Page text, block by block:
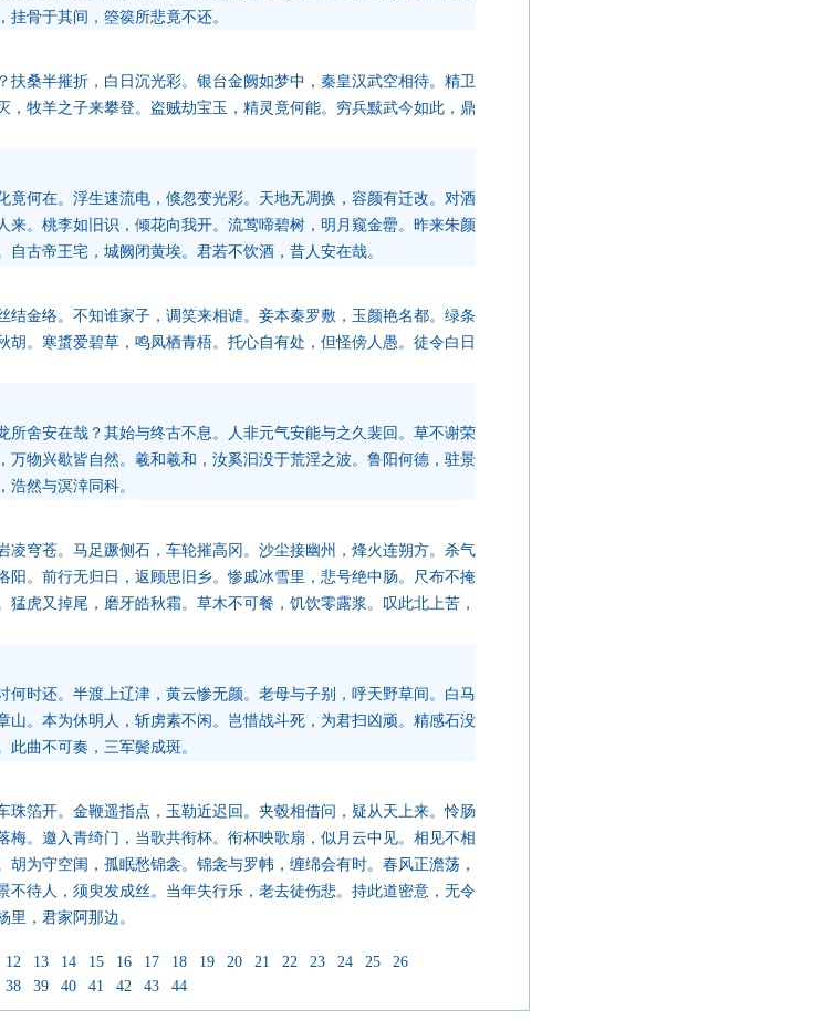
骨于其间，箜篌所悲竟不还。
扶桑半摧折，白日沉光彩。银台金阙如梦中，秦皇汉武空相待。精卫
，牧羊之子来攀登。盗贼劫宝玉，精灵竟何能。穷兵黩武今如此，鼎
竟何在。浮生速流电，倏忽变光彩。天地无凋换，容颜有迁改。对酒
来。桃李如旧识，倾花向我开。流莺啼碧树，明月窥金罍。昨来朱颜
古帝王宅，城阙闭黄埃。君若不饮酒，昔人安在哉。
结金络。不知谁家子，调笑来相谑。妾本秦罗敷，玉颜艳名都。绿条
。寒螀爱碧草，鸣凤栖青梧。托心自有处，但怪傍人愚。徒令白日
所舍安在哉？其始与终古不息。人非元气安能与之久裴回。草不谢荣
万物兴歇皆自然。羲和羲和，汝奚汩没于荒淫之波。鲁阳何德，驻景
然与溟涬同科。
凌穹苍。马足蹶侧石，车轮摧高冈。沙尘接幽州，烽火连朔方。杀气
阳。前行无归日，返顾思旧乡。惨戚冰雪里，悲号绝中肠。尺布不掩
虎又掉尾，磨牙皓秋霜。草木不可餐，饥饮零露浆。叹此北上苦，
何时还。半渡上辽津，黄云惨无颜。老母与子别，呼天野草间。白马
山。本为休明人，斩虏素不闲。岂惜战斗死，为君扫凶顽。精感石没
曲不可奏，三军鬓成斑。
珠箔开。金鞭遥指点，玉勒近迟回。夹毂相借问，疑从天上来。怜肠
梅。邀入青绮门，当歌共衔杯。衔杯映歌扇，似月云中见。相见不相
为守空闺，孤眠愁锦衾。锦衾与罗帏，缠绵会有时。春风正澹荡，
不待人，须臾发成丝。当年失行乐，老去徒伤悲。持此道密意，无令
里，君家阿那边。
12 13 14 15 16 17 18 19 20 21 22 23 24 25
26
38 39 40 41 42 43 44